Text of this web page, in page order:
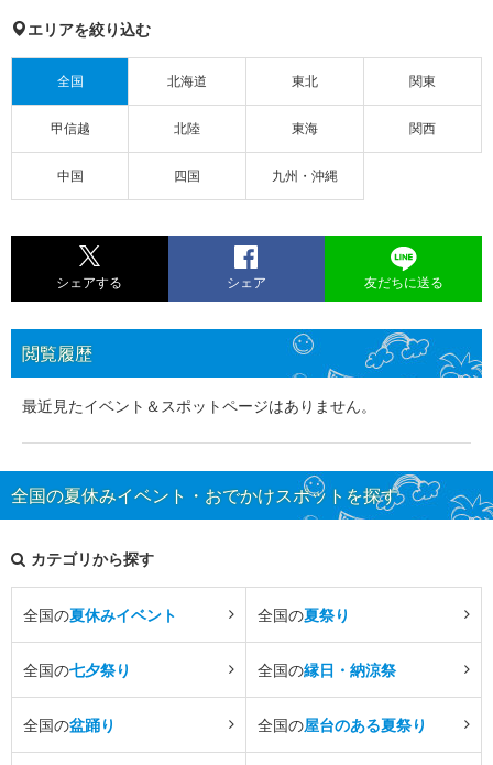
エリアを絞り込む
全国 北海道 東北 関東
甲信越 北陸 東海 関西
中国 四国 九州・沖縄
シェアする シェア 友だちに送る
閲覧履歴
最近見たイベント＆スポットページはありません。
全国の夏休みイベント・おでかけスポットを探す
カテゴリから探す
全国の夏休みイベント 全国の夏祭り
全国の七夕祭り 全国の縁日・納涼祭
全国の盆踊り 全国の屋台のある夏祭り